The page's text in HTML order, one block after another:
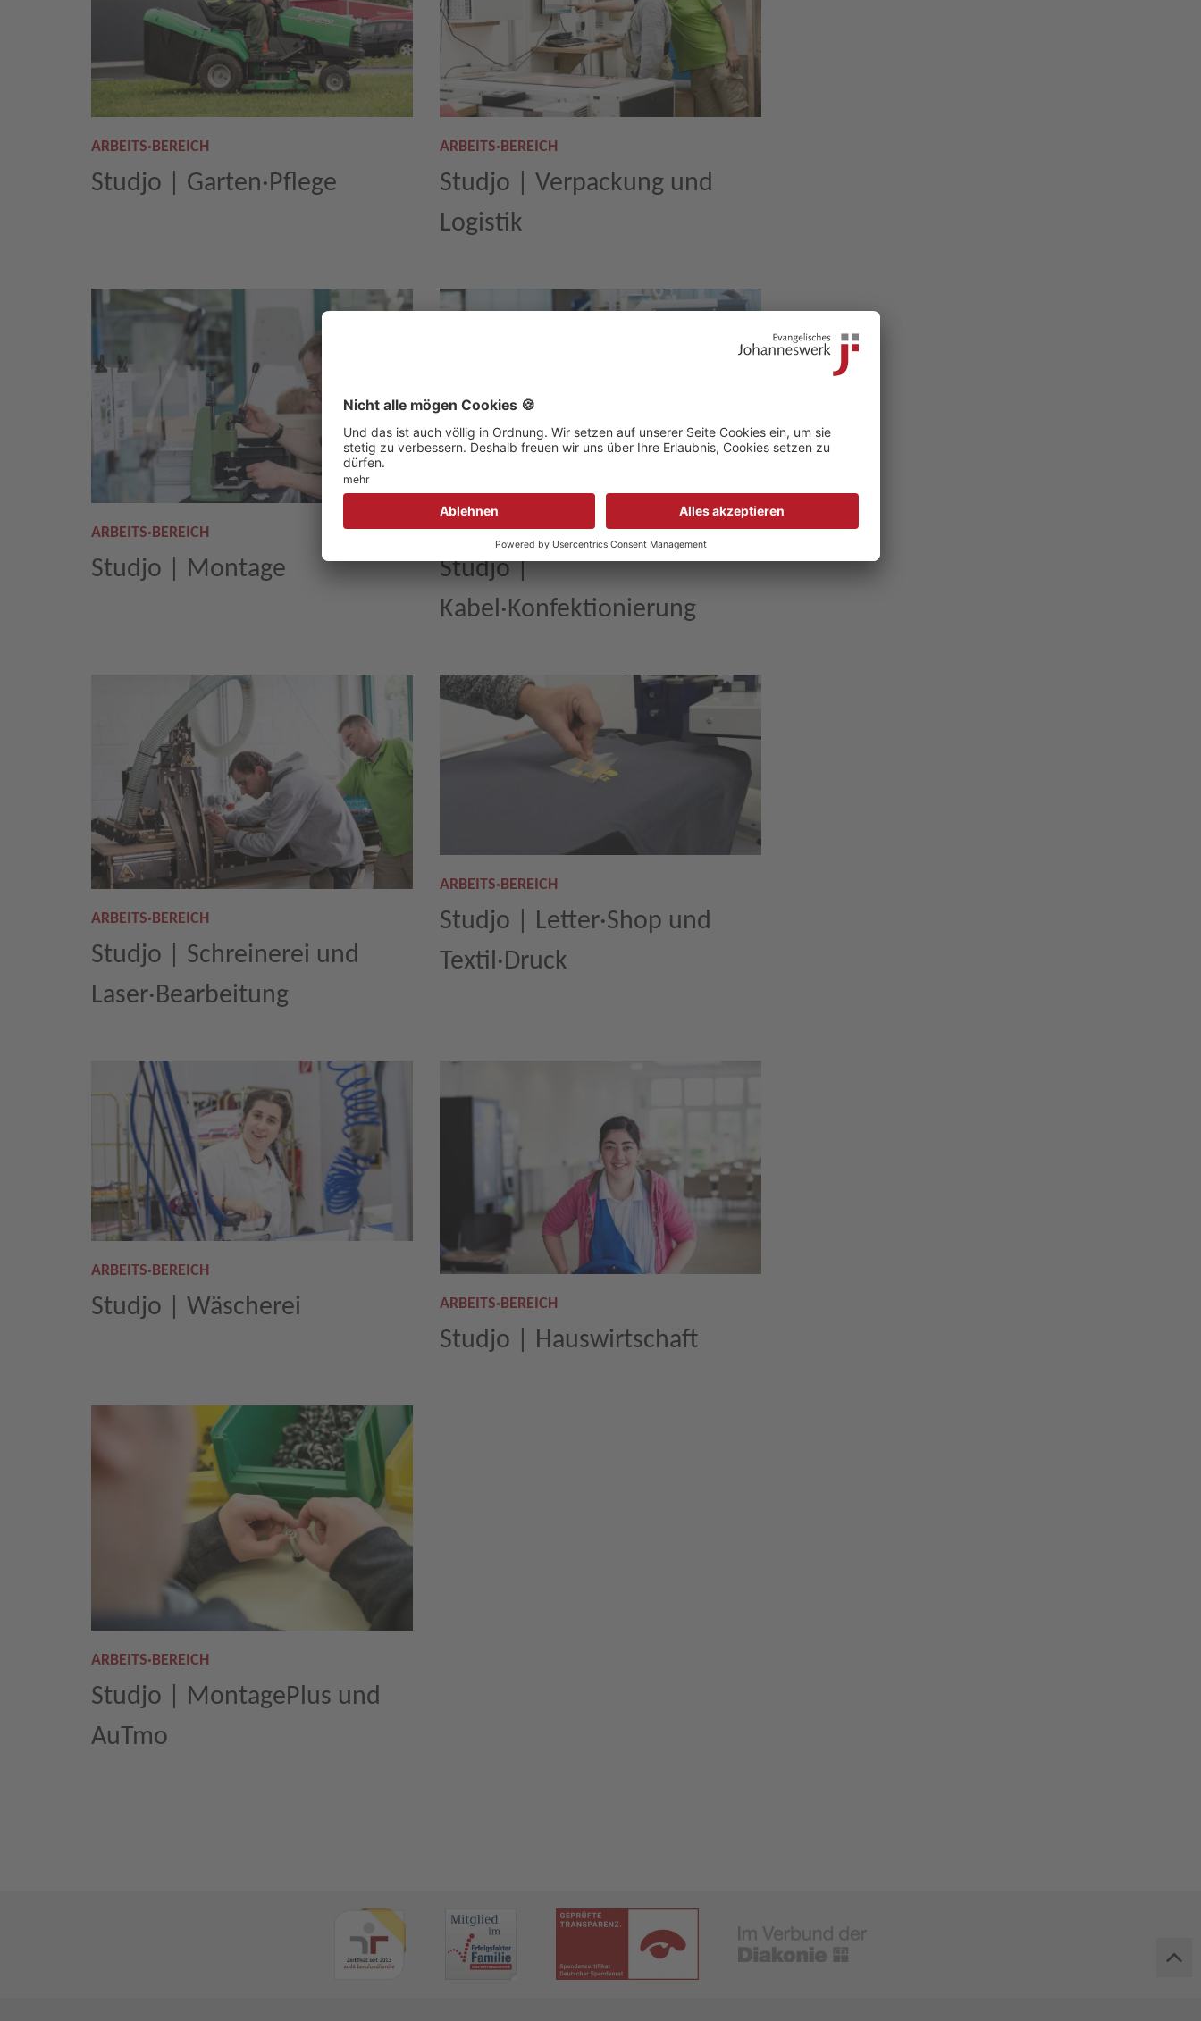
ARBEITS·BEREICH
Studjo | Garten·Pflege
ARBEITS·BEREICH
Studjo | Verpackung und
Logistik
ARBEITS·BEREICH
Studjo | Montage
ARBEITS·BEREICH
Studjo |
Kabel·Konfektionierung
ARBEITS·BEREICH
Studjo | Schreinerei und
Laser·Bearbeitung
ARBEITS·BEREICH
Studjo | Letter·Shop und
Textil·Druck
ARBEITS·BEREICH
Studjo | Wäscherei ARBEITS·BEREICH
Studjo | Hauswirtschaft
ARBEITS·BEREICH
Studjo | MontagePlus und
AuTmo